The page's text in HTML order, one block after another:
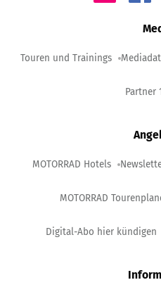
Touren und Trainings
Partner
MOTORRAD Hotels
MOTORRAD
Digital-Abo hier kündigen